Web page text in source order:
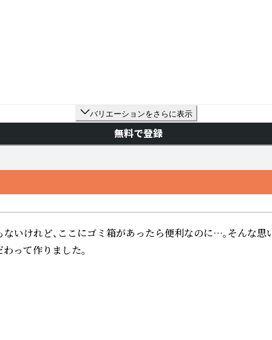
バリエーションをさらに表示
無料で登録
れど、ここにゴミ箱があったら便利なのに…。そ
って作りました。